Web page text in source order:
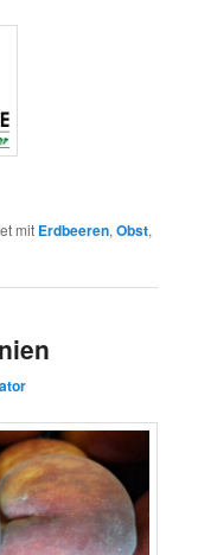
mit Erdbeeren,Obst,